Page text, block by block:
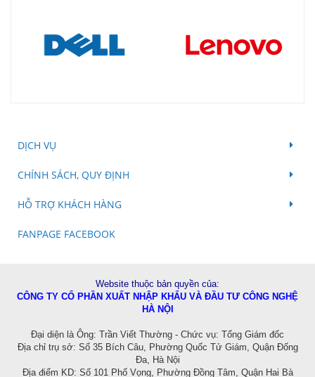
DỊCH VỤ
CHÍNH SÁCH, QUY ĐỊNH
HỖ TRỢ KHÁCH HÀNG
FANPAGE FACEBOOK
Website thuộc bản quyền của:
CÔNG TY CỔ PHẦN XUẤT NHẬP KHẨU VÀ ĐẦU TƯ CÔNG NGHỆ
HÀ NỘI
Đại diện là Ông: Trần Viết Thường - Chức vụ: Tổng Giám đốc
Địa chỉ trụ sở: Số 35 Bích Câu, Phường Quốc Tử Giám, Quận Đống
Đa, Hà Nội
Địa điểm KD: Số 101 Phố Vọng, Phường Đồng Tâm, Quận Hai Bà